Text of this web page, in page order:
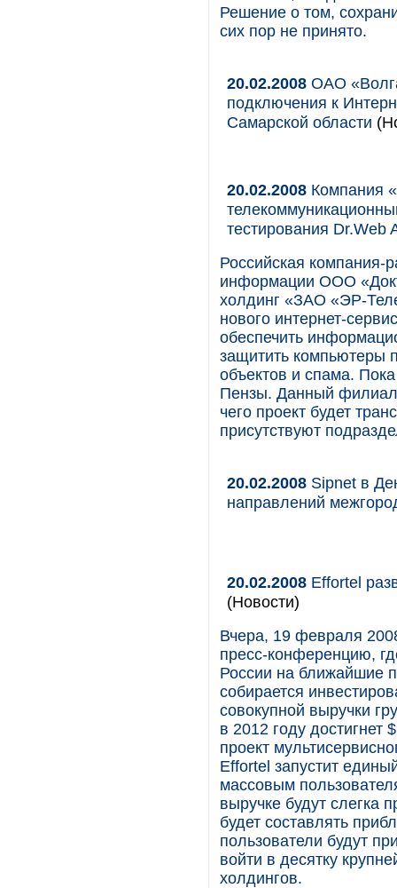
Решение о том,
сих пор не принято.
20.02.2008 ОАО
подключения к
Самарской области
20.02.2008 Компания
тестирования Dr.Web
Российская компания-
информации ООО
холдинг «ЗАО «ЭР-
нового интернет-
обеспечить
защитить компьютеры
объектов и спама.
Пензы. Данный филиал
чего проект будет
присутствуют
20.02.2008 Sipnet в
направлений
20.02.2008 Effortel
(Новости)
Вчера, 19 февраля
пресс-конференцию,
России на ближайшие
собирается
совокупной выручки
в 2012 году
проект
Effortel запустит
массовым
выручке будут слегка
будет составлять
пользователи будут
войти в десятку
холдингов.